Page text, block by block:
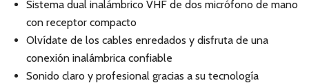
Sistema dual inalámbrico VHF de dos micrófono de mano
con receptor compacto
Olvídate de los cables enredados y disfruta de una
conexión inalámbrica confiable
Sonido claro y profesional gracias a su tecnología